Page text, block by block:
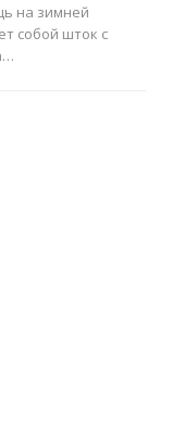
на зимней
собой шток с